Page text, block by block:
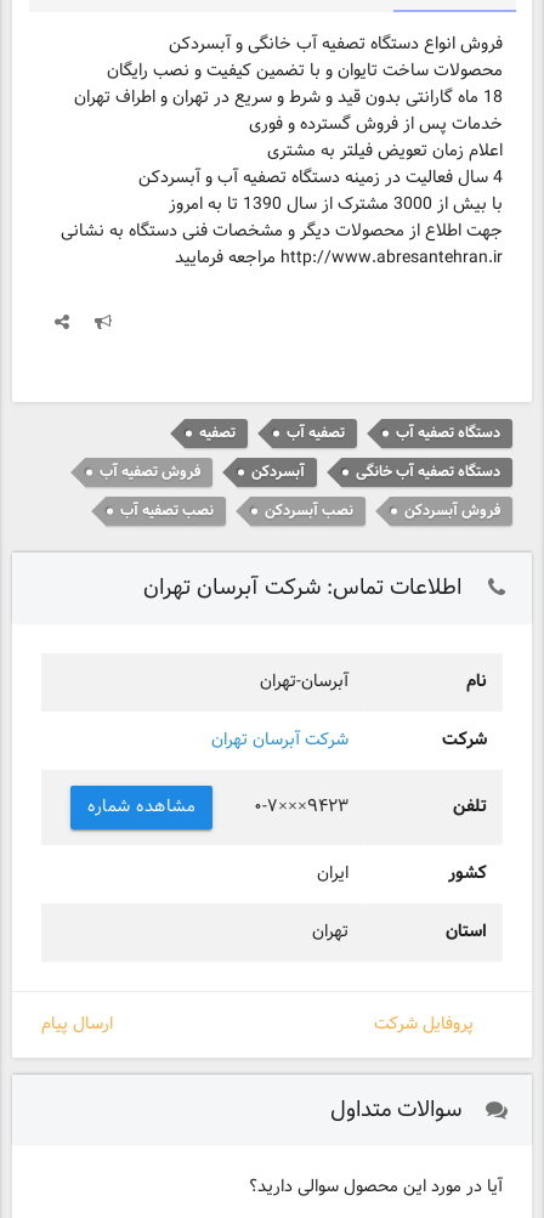
فروش انواع دستگاه تصفیه آب خانگی و آبسردکن
محصولات ساخت تایوان و با تضمین کیفیت و نصب رایگان
18 ماه گارانتی بدون قید و شرط و سریع در تهران و اطراف تهران
خدمات پس از فروش گسترده و فوری
اعلام زمان تعویض فیلتر به مشتری
4 سال فعالیت در زمینه دستگاه تصفیه آب و آبسردکن
با بیش از 3000 مشترک از سال 1390 تا به امروز
http://www.abresantehran.ir مراجعه فرمایید
دستگاه تصفیه آب تصفیه آب
تصفیه
دستگاه تصفیه آب خانگی
آبسردکن
فروش تصفیه آب
فروش آبسردکن
نصب آبسردکن نصب تصفیه آب
اطلاعات تماس: شرکت آبرسان تهران
نام آبرسان-تهران
شرکت شرکت آبرسان تهران
تلفن ۰-۷×××۹۴۲۳ مشاهده شماره
کشور ایران
استان تهران
ارسال پیام پروفایل شرکت
سوالات متداول
آیا در مورد این محصول سوالی دارید؟